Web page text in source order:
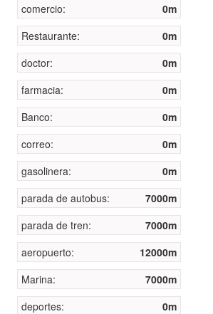
comercio:
0m
Restaurante:
0m
doctor:
0m
farmacia:
0m
Banco:
0m
correo:
0m
gasolinera:
0m
parada de autobus:
7000m
parada de tren:
7000m
aeropuerto:
12000m
Marina:
7000m
deportes:
0m